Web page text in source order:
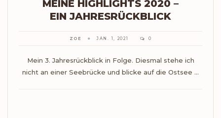
MEINE HIGHLIGHTS 2020 –
EIN JAHRESRÜCKBLICK
ZOE JAN. 1, 2021 0
Mein 3. Jahresrückblick in Folge. Diesmal stehe ich
nicht an einer Seebrücke und blicke auf die Ostsee ...